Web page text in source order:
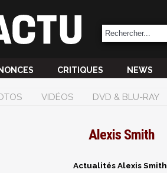
CRITIQUES NEWS
VIDÉOS DVD & BLU-RAY
Alexis Smith
Actualités Alexis Smith